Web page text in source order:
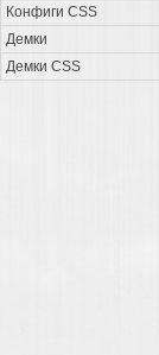
Конфиги CSS
Демки
Демки CSS